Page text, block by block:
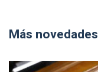
Más novedades